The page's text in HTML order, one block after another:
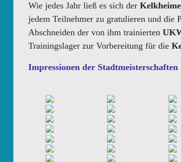
Wie jedes Jahr ließ es sich der
jedem Teilnehmer zu gratulieren und die
Abschneiden der von ihm trainierten
Trainingslager zur Vorbereitung für die
Impressionen der Stadtmeisterschaften